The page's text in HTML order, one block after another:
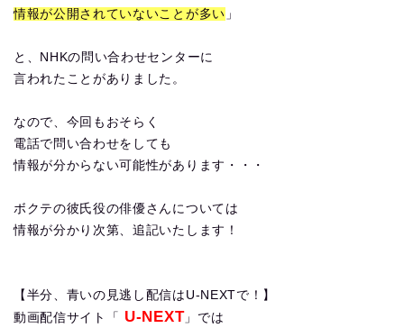
情報が公開されていないことが多い 」
と、NHKの問い合わせセンターに
言われたことがありました。
なので、今回もおそらく
電話で問い合わせをしても
情報が分からない可能性があります・・・
ボクテの彼氏役の俳優さんについては
情報が分かり次第、追記いたします！
【半分、青いの見逃し配信はU-NEXTで！】
動画配信サイト「 U-NEXT」では